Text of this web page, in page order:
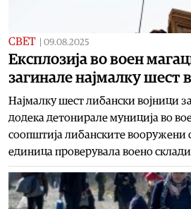
СВЕТ 09.08.2025
Експлозија во воен
загинале најмалку шест
Најмалку шест либански војници
додека детонирале муниција во
соопштија либанските вооружени
единица проверувала воено